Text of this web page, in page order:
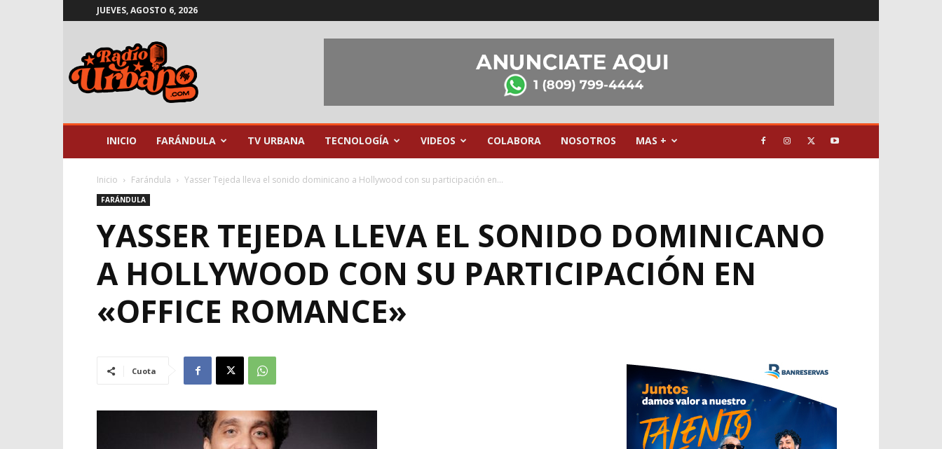
JUEVES, AGOSTO 6, 2026
INICIO FARÁNDULA TV URBANA TECNOLOGÍA VIDEOS COLABORA NOSOTROS MAS +
Inicio Farándula Yasser Tejeda lleva el sonido dominicano a Hollywood con su participación en...
FARÁNDULA
YASSER TEJEDA LLEVA EL SONIDO DOMINICANO
A HOLLYWOOD CON SU PARTICIPACIÓN EN
«OFFICE ROMANCE»
Cuota